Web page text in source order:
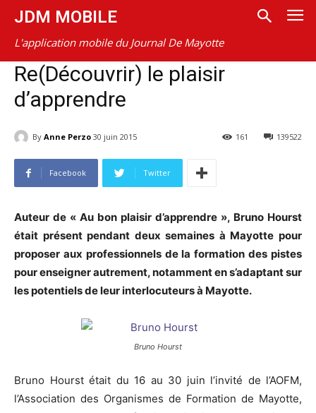
JDM MOBILE
L'application mobile du Journal De Mayotte
Re(Découvrir) le plaisir
d’apprendre
By Anne Perzo 30 juin 2015 139522
161
Facebook Twitter
Auteur de « Au bon plaisir d’apprendre », Bruno Hourst
était présent pendant deux semaines à Mayotte pour
proposer aux professionnels de la formation des pistes
pour enseigner autrement, notamment en s’adaptant sur
les potentiels de leur interlocuteurs à Mayotte.
Bruno Hourst
Bruno Hourst était du 16 au 30 juin l’invité de l’AOFM,
l’Association des Organismes de Formation de Mayotte,